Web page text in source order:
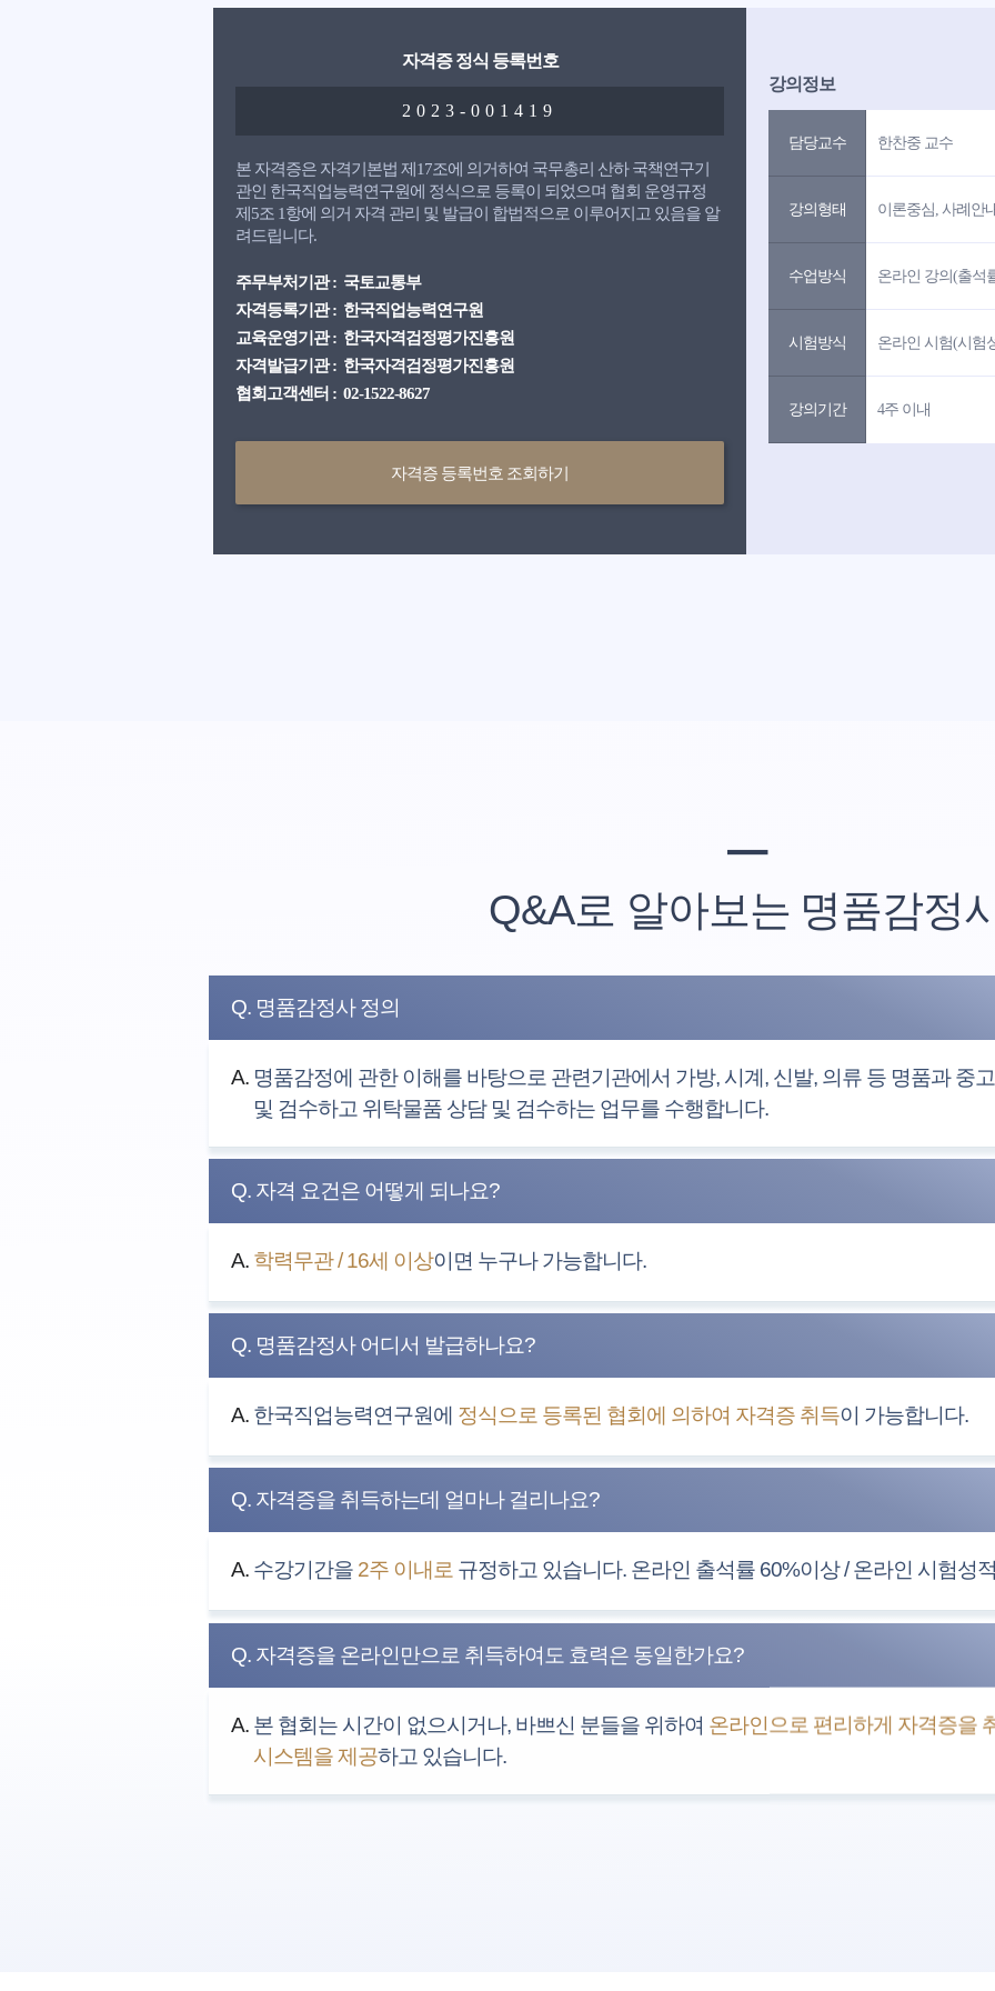
자격증 정식 등록번호
2023-001419
본 자격증은 자격기본법 제17조에 의거하여 국무총리 산하 국책연구기
관인 한국직업능력연구원에 정식으로 등록이 되었으며 협회 운영규정
제5조 1항에 의거 자격 관리 및 발급이 합법적으로 이루어지고 있음을 알
려드립니다.
주무부처기관 : 국토교통부
자격등록기관 : 한국직업능력연구원
교육운영기관 : 한국자격검정평가진흥원
자격발급기관 : 한국자격검정평가진흥원
협회고객센터 : 02-1522-8627
자격증 등록번호 조회하기
강의정보
담당교수 한찬중 교수
강의형태 이론중심, 사례안
수업방식 온라인 강의(출석
시험방식 온라인 시험(시험
강의기간 4주 이내
━
Q&A로 알아보는 명품감정
Q. 명품감정사 정의
A. 명품감정에 관한 이해를 바탕으로 관련기관에서 가방, 시계, 신발, 의류 등 명품과 중
및 검수하고 위탁물품 상담 및 검수하는 업무를 수행합니다.
Q. 자격 요건은 어떻게 되나요?
A. 학력무관 / 16세 이상이면 누구나 가능합니다.
Q. 명품감정사 어디서 발급하나요?
A. 한국직업능력연구원에 정식으로 등록된 협회에 의하여 자격증 취득이 가능합니다.
Q. 자격증을 취득하는데 얼마나 걸리나요?
A. 수강기간을 2주 이내로 규정하고 있습니다. 온라인 출석률 60%이상 / 온라인 시험성
Q. 자격증을 온라인만으로 취득하여도 효력은 동일한가요?
A. 본 협회는 시간이 없으시거나, 바쁘신 분들을 위하여 온라인으로 편리하게 자격증을
시스템을 제공하고 있습니다.